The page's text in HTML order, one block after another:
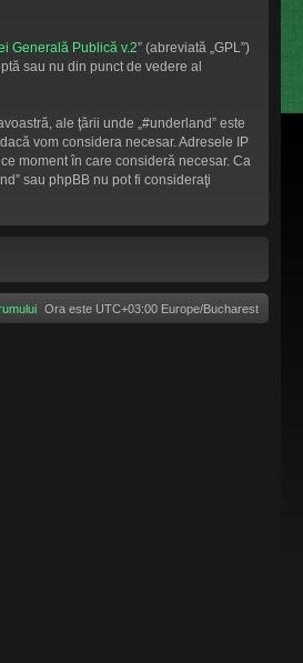
Generală Publică v.2” (abreviată „GPL”)
sau nu din punct de vedere al
ale ţării unde „#underland” este
vom considera necesar. Adresele IP
moment în care consideră necesar. Ca
sau phpBB nu pot fi consideraţi
Ora este UTC+03:00 Europe/Bucharest